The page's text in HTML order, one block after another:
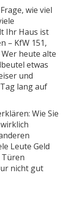
wie viel
Ihr Haus ist
– KfW 151,
Wer heute alte
etwas
und
lang auf
Wie Sie
Leute Geld
Türen
nicht gut